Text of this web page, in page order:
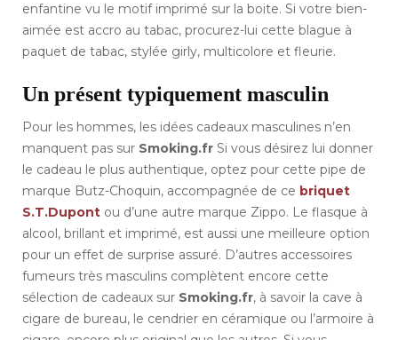
enfantine vu le motif imprimé sur la boite. Si votre bien-
aimée est accro au tabac, procurez-lui cette blague à
paquet de tabac, stylée girly, multicolore et fleurie.
Un présent typiquement masculin
Pour les hommes, les idées cadeaux masculines n’en
manquent pas sur Smoking.fr Si vous désirez lui donner
le cadeau le plus authentique, optez pour cette pipe de
marque Butz-Choquin, accompagnée de ce briquet
S.T.Dupont ou d’une autre marque Zippo. Le flasque à
alcool, brillant et imprimé, est aussi une meilleure option
pour un effet de surprise assuré. D’autres accessoires
fumeurs très masculins complètent encore cette
sélection de cadeaux sur Smoking.fr, à savoir la cave à
cigare de bureau, le cendrier en céramique ou l’armoire à